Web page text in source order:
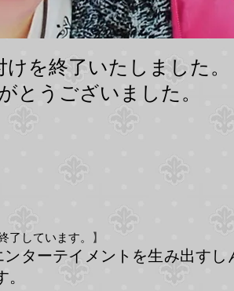
を終了いたしました。
とうございました。
了しています。 】
ンターテイメントを生み出すし